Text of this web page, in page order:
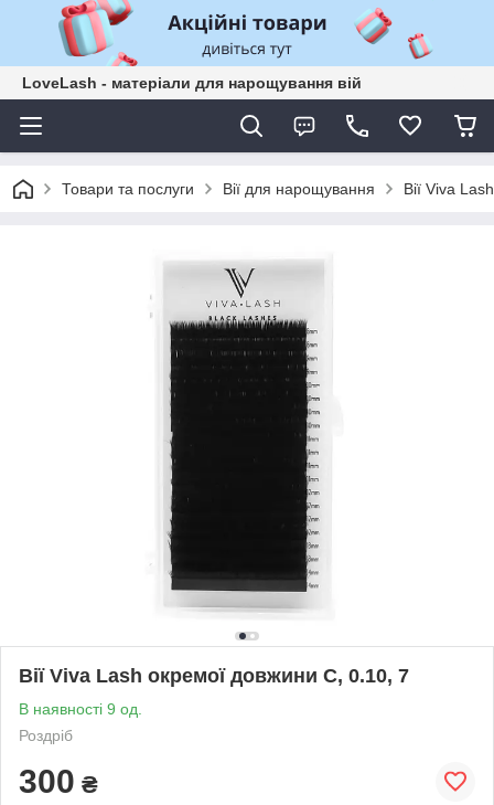
LoveLash - матеріали для нарощування вій
Товари та послуги Вії для нарощування Вії Viva
Вії Viva Lash окремої довжини C, 0.10, 7
В наявності 9 од.
Роздріб
300 ₴